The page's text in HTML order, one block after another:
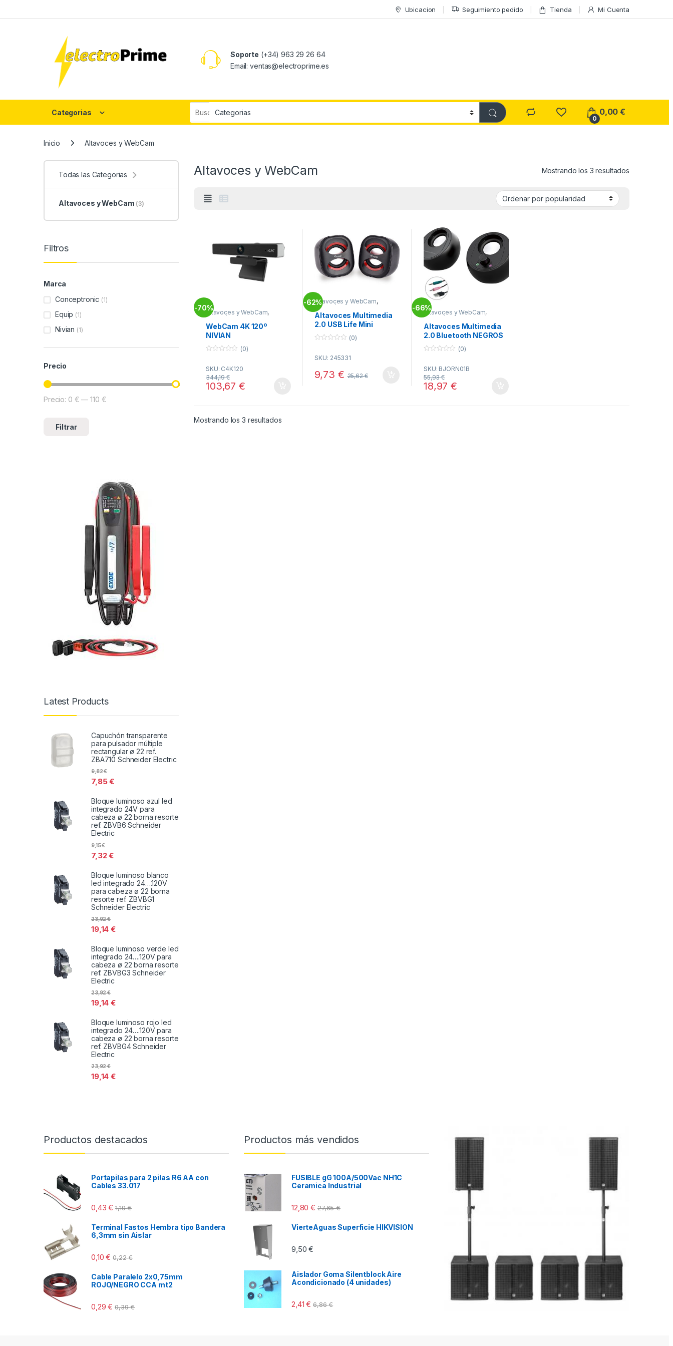
Ubicacion Seguimiento pedido Tienda Mi Cuenta
Soporte (+34) 963 29 26 64
Email: ventas@electroprime.es
Categorias
Search for:
0
0,00€
Inicio Altavoces y WebCam
Altavoces y WebCam Mostrando los 3 resultados
-70%
Altavoces y WebCam,
Informática
WebCam 4K 120º
NIVIAN
u
t
o
(0)
SKU: C4K120
103,67€
344,19€
-62%Altavoces y WebCam,
Informática
Altavoces Multimedia
2.0 USB Life Mini
NEGRO/ROJO
u
o
f
(0)
SKU: 245331
9,73 € 25,62€
-66%
Altavoces y WebCam,
Informática
Altavoces Multimedia
2.0 Bluetooth NEGROS
CONCEPTRONIC
u
t
o
(0)
SKU: BJORN01B
18,97€
55,93€
Mostrando los 3 resultadosOrdenado por popularidad
Todas las Categorias
Altavoces y WebCam (3)
Filtros
Marca
Conceptronic (1)
Equip (1)
Nivian (1)
Precio
Precio mínimo
Precio máximo
Filtrar
Precio: 0 € —110 €
Latest Products
Capuchón transparente
para pulsador múltiple
rectangular ø 22 ref.
ZBA710 Schneider Electric
7,85€
9,82€
Bloque luminoso azul led
integrado 24V para
cabeza ø 22 borna resorte
ref. ZBVB6 Schneider
Electric
7,32€
9,15€
Bloque luminoso blanco
led integrado 24….120V
para cabeza ø 22 borna
resorte ref. ZBVBG1
Schneider Electric
19,14€
23,92€
Bloque luminoso verde led
integrado 24….120V para
cabeza ø 22 borna resorte
ref. ZBVBG3 Schneider
Electric
19,14€
23,92€
Bloque luminoso rojo led
integrado 24….120V para
cabeza ø 22 borna resorte
ref. ZBVBG4 Schneider
Electric
19,14€
23,92€
Productos destacados
Portapilas para 2 pilas R6 AA con
Cables 33.017
0,43€ 1,19€
Terminal Fastos Hembra tipo Bandera
6,3mm sin Aislar
0,10€ 0,22€
Cable Paralelo 2x0,75mm
ROJO/NEGRO CCA mt2
0,29€ 0,39€
Productos más vendidos
FUSIBLE gG 100A/500Vac NH1C
Ceramica Industrial
12,80€ 27,65€
VierteAguas Superficie HIKVISION
9,50€
Aislador Goma Silentblock Aire
Acondicionado (4 unidades)
2,41€ 6,86€